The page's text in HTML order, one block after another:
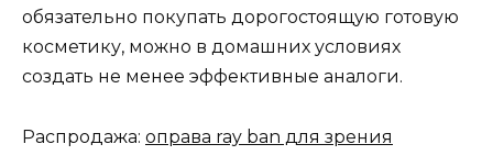
обязательно покупать дорогостоящую готовую
косметику, можно в домашних условиях
создать не менее эффективные аналоги.
Распродажа: оправа ray ban для зрения